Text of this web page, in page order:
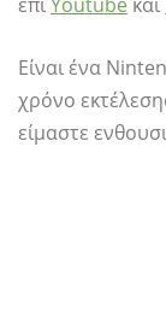
επί Youtube και
Είναι ένα
χρόνο
είμαστε